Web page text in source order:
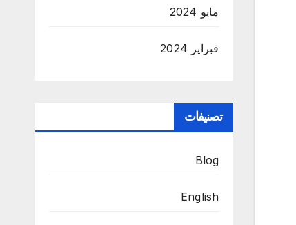
مايو 2024
فبراير 2024
تصنيفات
Blog
English